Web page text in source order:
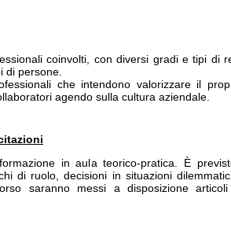
coinvolti, con diversi gradi e tipi di
di persone.
che intendono valorizzare il
agendo sulla cultura aziendale.
in aula teorico-pratica. È
di ruolo, decisioni in situazioni
saranno messi a disposizione